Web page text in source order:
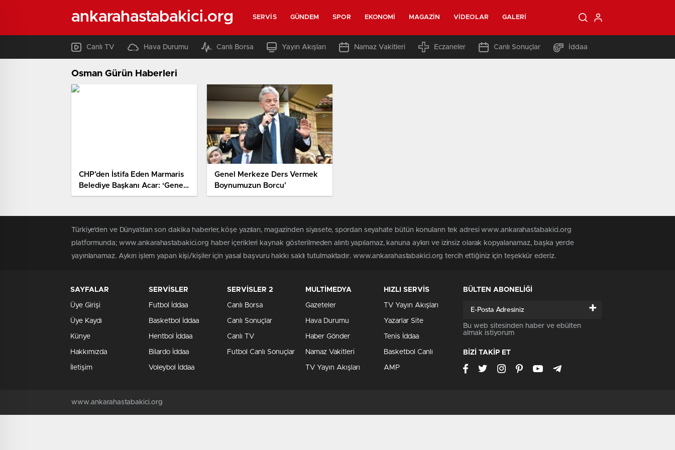
ankarahastabakici.org SERVIS GÜNDEM SPOR EKONOMI MAGAZIN VIDEOLAR GALERI
Canlı TV Hava Durumu Canlı Borsa Yayın Akışları Namaz Vakitleri Eczaneler Canlı Sonuçlar İddaa
Osman Gürün Haberleri
CHP’den İstifa Eden Marmaris
Belediye Başkanı Acar: ‘Genel
Merkeze Ders Vermek
Genel Merkeze Ders Vermek
Boynumuzun Borcu’
Türkiye'den ve Dünya’dan son dakika haberler, köşe yazıları, magazinden siyasete, spordan seyahate bütün konuların tek adresi www.ankarahastabakici.org
platformunda; www.ankarahastabakici.org haber içerikleri kaynak gösterilmeden alıntı yapılamaz, kanuna aykırı ve izinsiz olarak kopyalanamaz, başka yerde
yayınlanamaz. Aykırı işlem yapan kişi/kişiler için yasal başvuru hakkı saklı tutulmaktadır. www.ankarahastabakici.org tercih ettiğiniz için teşekkür ederiz.
SAYFALAR
Üye Girişi
Üye Kaydı
Künye
Hakkımızda
İletişim
SERVİSLER
Futbol İddaa
Basketbol İddaa
Hentbol İddaa
Bilardo İddaa
Voleybol İddaa
SERVİSLER 2
Canlı Borsa
Canlı Sonuçlar
Canlı TV
Futbol Canlı Sonuçlar
MULTİMEDYA
Gazeteler
Hava Durumu
Haber Gönder
Namaz Vakitleri
TV Yayın Akışları
HIZLI SERVİS
TV Yayın Akışları
Yazarlar Site
Tenis İddaa
Basketbol Canlı
AMP
BÜLTEN ABONELİĞİ
+
Bu web sitesinden haber ve ebülten
almak istiyorum
BİZİ TAKİP ET
www.ankarahastabakici.org